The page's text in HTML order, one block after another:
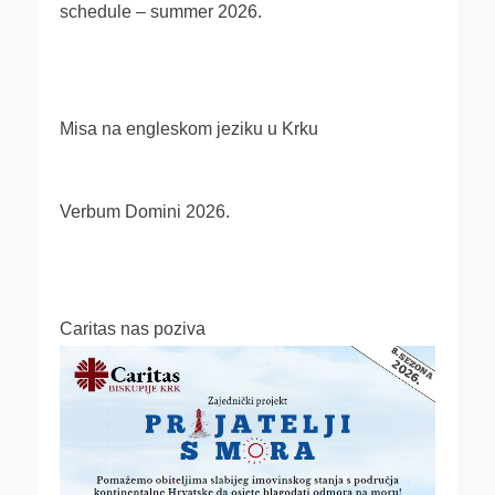
schedule – summer 2026.
Misa na engleskom jeziku u Krku
Verbum Domini 2026.
Caritas nas poziva